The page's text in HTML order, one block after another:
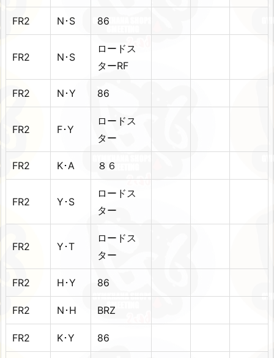
FR2 N･S 86
FR2 N･S
ロードス
ターRF
FR2 N･Y 86
FR2 F･Y
ロードス
ター
FR2 K･A ８６
FR2 Y･S
ロードス
ター
FR2 Y･T
ロードス
ター
FR2 H･Y 86
FR2 N･H BRZ
FR2 K･Y 86